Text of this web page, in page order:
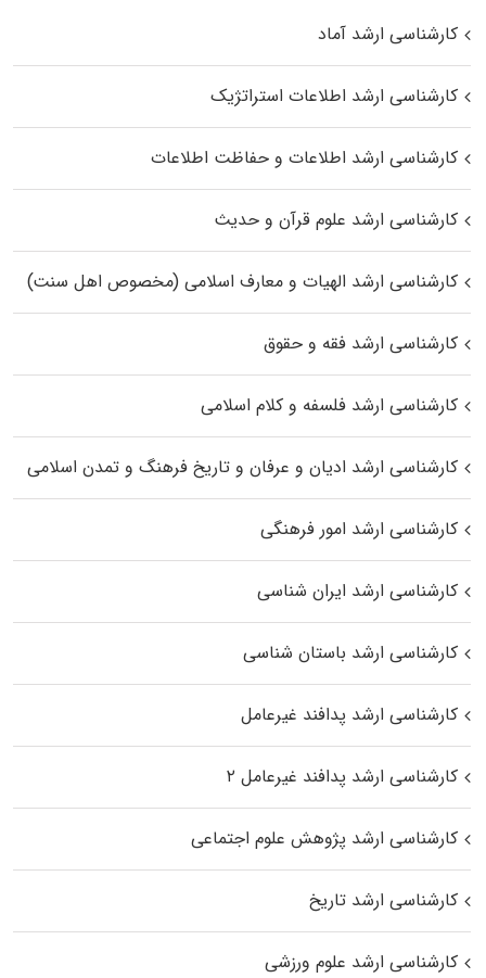
کارشناسی ارشد آماد
کارشناسی ارشد اطلاعات استراتژیک
کارشناسی ارشد اطلاعات و حفاظت اطلاعات
کارشناسی ارشد علوم قرآن و حدیث
کارشناسی ارشد الهیات و معارف اسلامی (مخصوص اهل سنت)
کارشناسی ارشد فقه و حقوق
کارشناسی ارشد فلسفه و کلام اسلامی
کارشناسی ارشد ادیان و عرفان و تاریخ فرهنگ و تمدن اسلامی
کارشناسی ارشد امور فرهنگی
کارشناسی ارشد ایران شناسی
کارشناسی ارشد باستان شناسی
کارشناسی ارشد پدافند غیرعامل
کارشناسی ارشد پدافند غیرعامل ۲
کارشناسی ارشد پژوهش علوم اجتماعی
کارشناسی ارشد تاریخ
کارشناسی ارشد علوم ورزشی